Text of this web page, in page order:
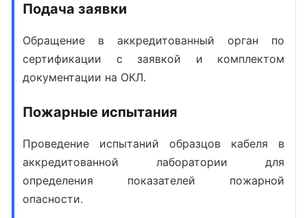
Подача заявки
Обращение в аккредитованный орган по
сертификации с заявкой и комплектом
документации на ОКЛ.
Пожарные испытания
Проведение испытаний образцов кабеля в
аккредитованной лаборатории для
определения показателей пожарной
опасности.